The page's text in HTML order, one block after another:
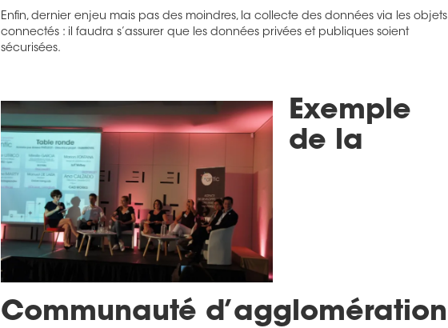
Enfin, dernier enjeu mais pas des moindres, la collecte des données via les objets
connectés : il faudra s’assurer que les données privées et publiques soient
sécurisées.
Exemple
de la
Communauté d’agglomération